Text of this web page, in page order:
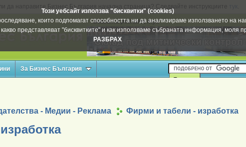
ли да направите Бизнес България начална страница? Следвайте инструкциите
Този уебсайт използва "бисквитки" (cookies)
които подпомагат способността ни да анализираме използването на
представляват "бисквитките" и как използваме събраната информация, моля
РАЗБРАХ
Вашата реклама тук
За Бизнес България
- Медии - Реклама Фирми и табели - изработка